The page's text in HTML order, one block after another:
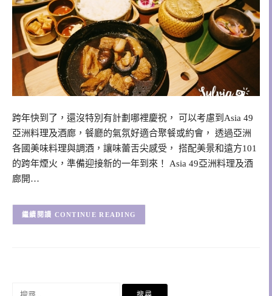
跨年快到了，還沒特別有計劃哪裡慶祝， 可以考慮到Asia 49
亞洲料理及酒廊，餐廳的氣氛好適合聚餐或約會， 透過亞洲
各國美味料理與調酒，讓味蕾舌尖感受， 搭配美景和遠方101
的跨年煙火，準備迎接新的一年到來！ Asia 49亞洲料理及酒
廊開…
CONTINUE READING